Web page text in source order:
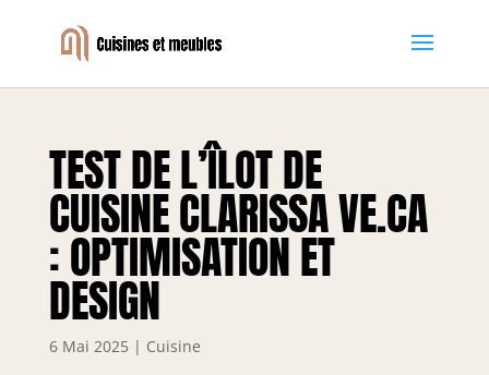
TEST DE L’ÎLOT DE
CUISINE CLARISSA VE.CA
: OPTIMISATION ET
DESIGN
6 Mai 2025 | Cuisine